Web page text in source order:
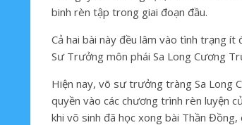
binh rèn tập trong giai đoạn đầu.
Cả hai bài này đều lâm vào tình trạng
Sư Trưởng môn phái Sa Long Cương
Hiện nay, võ sư trưởng tràng Sa Long
quyền vào các chương trình rèn luyện
khi võ sinh đã học xong bài Thần Đồng,